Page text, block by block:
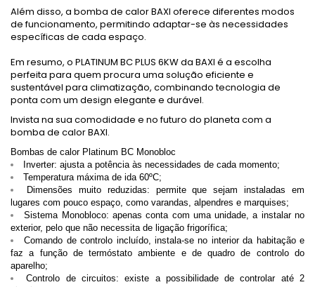
Além disso, a bomba de calor BAXI oferece diferentes modos
de funcionamento, permitindo adaptar-se às necessidades
específicas de cada espaço.
Em resumo, o PLATINUM BC PLUS 6KW da BAXI é a escolha
perfeita para quem procura uma solução eficiente e
sustentável para climatização, combinando tecnologia de
ponta com um design elegante e durável.
Invista na sua comodidade e no futuro do planeta com a
bomba de calor BAXI.
Bombas de calor Platinum BC Monobloc
Inverter: ajusta a potência às necessidades de cada momento;
Temperatura máxima de ida 60ºC;
Dimensões muito reduzidas: permite que sejam instaladas em
lugares com pouco espaço, como varandas, alpendres e marquises;
Sistema Monobloco: apenas conta com uma unidade, a instalar no
exterior, pelo que não necessita de ligação frigorífica;
Comando de controlo incluído, instala-se no interior da habitação e
faz a função de termóstato ambiente e de quadro de controlo do
aparelho;
Controlo de circuitos: existe a possibilidade de controlar até 2